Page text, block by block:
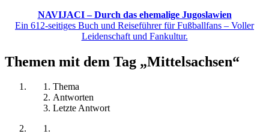
NAVIJACI – Durch das ehemalige Jugoslawien
Ein 612-seitiges Buch und Reiseführer für Fußballfans – Voller
Leidenschaft und Fankultur.
Themen mit dem Tag „Mittelsachsen“
Thema
Antworten
Letzte Antwort